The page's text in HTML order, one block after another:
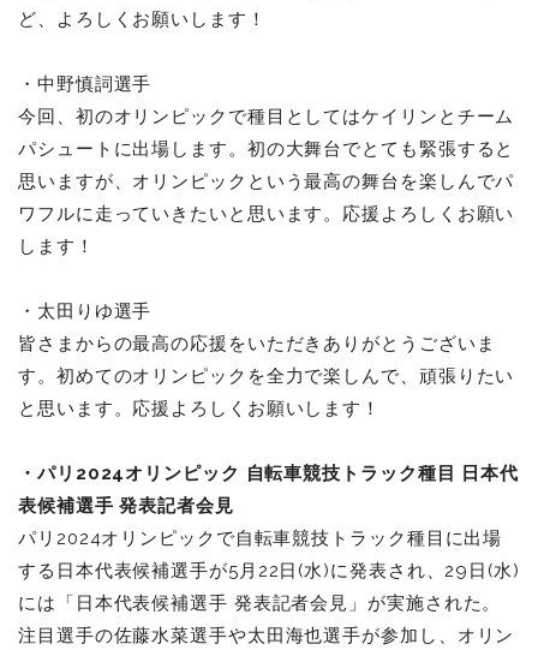
ど、よろしくお願いします！
・中野慎詞選手
今回、初のオリンピックで種目としてはケイリンとチーム
パシュートに出場します。初の大舞台でとても緊張すると
思いますが、オリンピックという最高の舞台を楽しんでパ
ワフルに走っていきたいと思います。応援よろしくお願い
します！
・太田りゆ選手
皆さまからの最高の応援をいただきありがとうございま
す。初めてのオリンピックを全力で楽しんで、頑張りたい
と思います。応援よろしくお願いします！
・パリ2024オリンピック 自転車競技トラック種目 日本代
表候補選手 発表記者会見
パリ2024オリンピックで自転車競技トラック種目に出場
する日本代表候補選手が5月22日(水)に発表され、29日(水)
には「日本代表候補選手 発表記者会見」が実施された。
注目選手の佐藤水菜選手や太田海也選手が参加し、オリン